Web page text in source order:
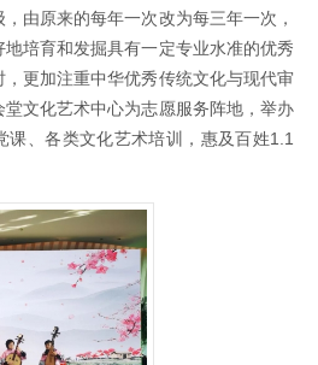
由原来的每年一次改为每三年一次，
培育和发掘具有一定专业水准的优秀
更加注重中华优秀传统文化与现代审
文化艺术中心为志愿服务阵地，举办
课、各类文化艺术培训，惠及百姓1.1